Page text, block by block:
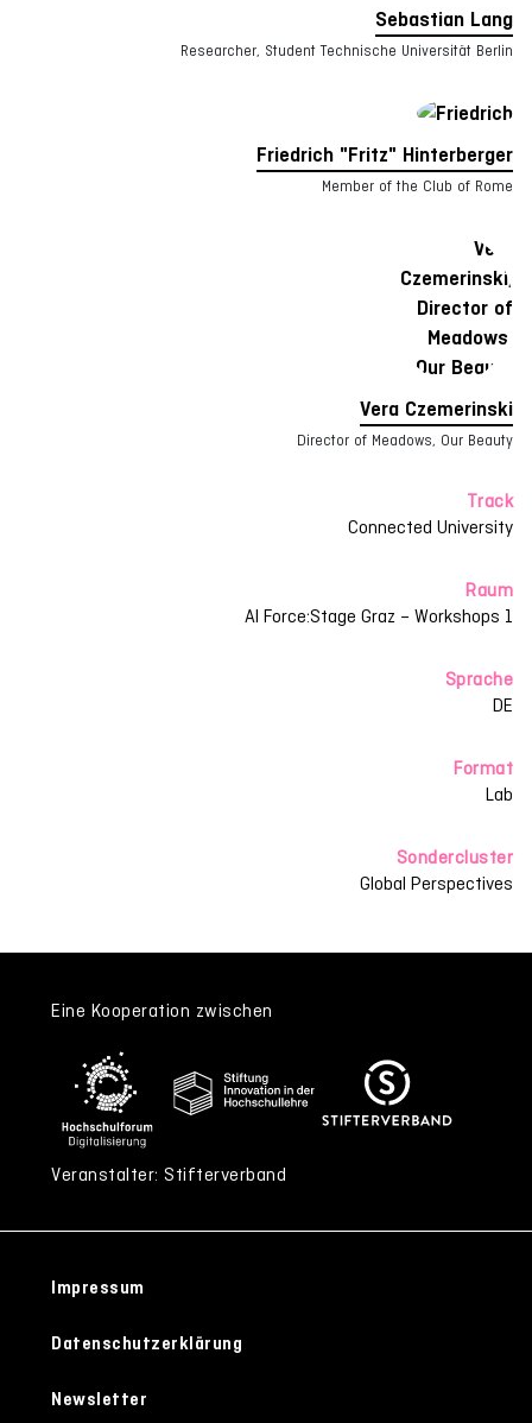
Sebastian Lang
Researcher, Student Technische Universität Berlin
Friedrich "Fritz" Hinterberger
Member of the Club of Rome
Vera Czemerinski
Director of Meadows, Our Beauty
Track
Connected University
Raum
AI Force:Stage Graz – Workshops 1
Sprache
DE
Format
Lab
Sondercluster
Global Perspectives
Eine Kooperation zwischen
Veranstalter: Stifterverband
Impressum
Datenschutzerklärung
Newsletter